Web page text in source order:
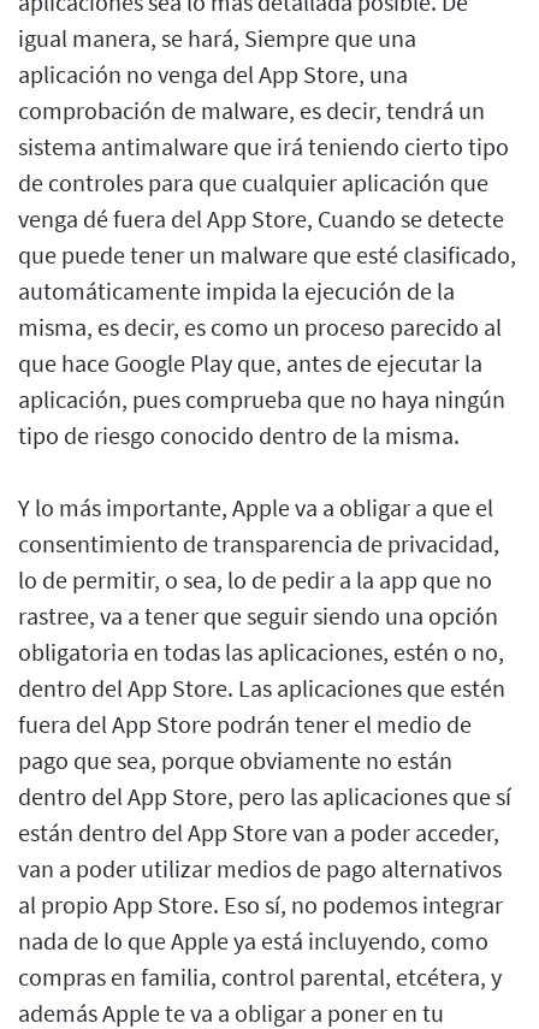
igual manera, se hará, Siempre que una
aplicación no venga del App Store, una
comprobación de malware, es decir, tendrá un
sistema antimalware que irá teniendo cierto tipo
de controles para que cualquier aplicación que
venga dé fuera del App Store, Cuando se detecte
que puede tener un malware que esté clasificado,
automáticamente impida la ejecución de la
misma, es decir, es como un proceso parecido al
que hace Google Play que, antes de ejecutar la
aplicación, pues comprueba que no haya ningún
tipo de riesgo conocido dentro de la misma.
Y lo más importante, Apple va a obligar a que el
consentimiento de transparencia de privacidad,
lo de permitir, o sea, lo de pedir a la app que no
rastree, va a tener que seguir siendo una opción
obligatoria en todas las aplicaciones, estén o no,
dentro del App Store. Las aplicaciones que estén
fuera del App Store podrán tener el medio de
pago que sea, porque obviamente no están
dentro del App Store, pero las aplicaciones que sí
están dentro del App Store van a poder acceder,
van a poder utilizar medios de pago alternativos
al propio App Store. Eso sí, no podemos integrar
nada de lo que Apple ya está incluyendo, como
compras en familia, control parental, etcétera, y
además Apple te va a obligar a poner en tu